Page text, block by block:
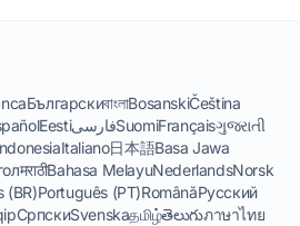
БългарскиবাংলাBosanskiČeština
EestiفارسیSuomiFrançaisગુજરાતી
Italiano日本語Basa Jawa
मराठीBahasa MelayuNederlandsNorsk
(BR)Português (PT)RomânăРусский
СрпскиSvenskaதமிழ்తెలుగుภาษาไทย